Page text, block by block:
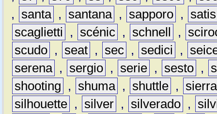
,
santa , santana , sapporo ,
satis
scaglietti
, scénic , schnell ,
scudo , seat , sec , sedici ,
serena , sergio , serie , sesto ,
shooting
, shuma , shuttle ,
sierra
silhouette , silver , silverado ,